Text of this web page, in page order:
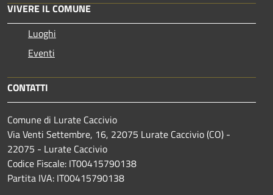
VIVERE IL COMUNE
Luoghi
Eventi
CONTATTI
Comune di Lurate Caccivio
Via Venti Settembre, 16, 22075 Lurate Caccivio (CO) -
22075 - Lurate Caccivio
Codice Fiscale: IT00415790138
Partita IVA: IT00415790138